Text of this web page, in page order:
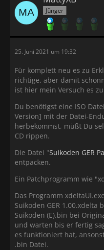
Jünger
25. Juni 2021 um 19:32
Für komplett neu es zu
richtige, aber damit
ist hier mein Versuch es
Du benötigst eine ISO
Version] mit der Datei-
herbekommst, müßt Du
CD rippen.
Die Datei "Suikoden GER
entpacken.
Ein Patchprogramm wie
Das Programm
Suikoden GER 1.00.xdelta
Suikoden (E).bin bei
und warten bis er fertig
es funktioniert hat,
.bin Datei.